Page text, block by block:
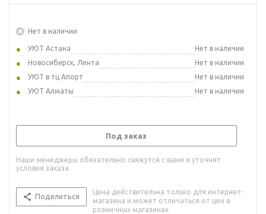
Нет в наличии
УЮТ Астана
Нет в наличии
Новосибирск, Лента
Нет в наличии
УЮТ в тц Апорт
Нет в наличии
УЮТ Алматы
Нет в наличии
Под заказ
Наши менеджеры обязательно свяжутся с вами и уточнят
условия заказа
Поделиться
Цена действительна только для интернет-
магазина и может отличаться от цен в
розничных магазинах